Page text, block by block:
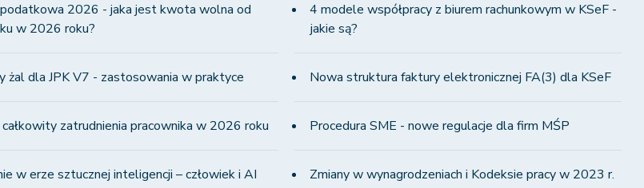
2026 - jaka jest kwota wolna od
w 2026 roku?
żal dla JPK V7 - zastosowania w praktyce
zatrudnienia pracownika w 2026 roku
w erze sztucznej inteligencji – człowiek i AI
4 modele współpracy z biurem rachunkowym w KSeF -
jakie są?
Nowa struktura faktury elektronicznej FA(3) dla KSeF
Procedura SME - nowe regulacje dla firm MŚP
Zmiany w wynagrodzeniach i Kodeksie pracy w 2023 r.